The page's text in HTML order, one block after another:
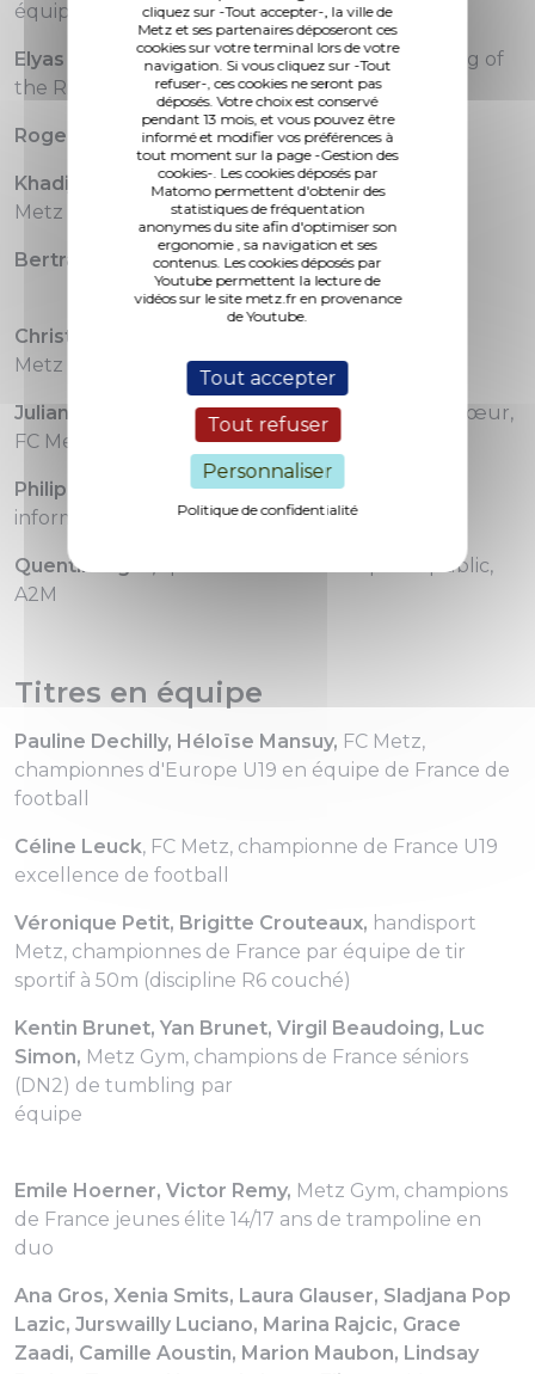
cliquez sur -Tout accepter-, la ville de
Metz et ses partenaires déposeront ces
cookies sur votre terminal lors de votre
navigation. Si vous cliquez sur -Tout
refuser-, ces cookies ne seront pas
déposés. Votre choix est conservé
pendant 13 mois, et vous pouvez être
informé et modifier vos préférences à
tout moment sur la page -Gestion des
cookies-. Les cookies déposés par
Matomo permettent d'obtenir des
statistiques de fréquentation
anonymes du site afin d'optimiser son
ergonomie , sa navigation et ses
contenus. Les cookies déposés par
Youtube permettent la lecture de
vidéos sur le site metz.fr en provenance
de Youtube.
Tout accepter
Tout refuser
Personnaliser
Politique de confidentialité
équipe de France de handball féminine
Elyas Tepeli, organisateur de manifestation, King of
the Ring
Roger Lesaulnier,bénévolat – longévité, A2M
Khadija Battahar,bénévolat – jeunes, ESAP
Metz
Bertrand Hozé,bénévolat – présidents, A2M
Christian Tisserand,
Metz
Julianne Gathrat et Héloïse Mansuy,
coup de cœur,
FC Metz
Philippe Courqueux,entreprise, Cora
informatique
Quentin Bigot,
sportif de l'année élu par le public,
A2M
Titres en équipe
Pauline Dechilly, Héloïse Mansuy, FC Metz,
championnes d'Europe U19 en équipe de France de
football
Céline Leuck, FC Metz, championne de France U19
excellence de football
Véronique Petit, Brigitte Crouteaux, handisport
Metz, championnes de France par équipe de tir
sportif à 50m (discipline R6 couché)
Kentin Brunet, Yan Brunet, Virgil Beaudoing, Luc
Simon, Metz Gym, champions de France séniors
(DN2) de tumbling par
équipe
Emile Hoerner, Victor Remy, Metz Gym, champions
de France jeunes élite 14/17 ans de trampoline en
duo
Ana Gros, Xenia Smits, Laura Glauser, Sladjana Pop
Lazic, Jurswailly Luciano, Marina Rajcic, Grace
Zaadi, Camille Aoustin, Marion Maubon, Lindsay